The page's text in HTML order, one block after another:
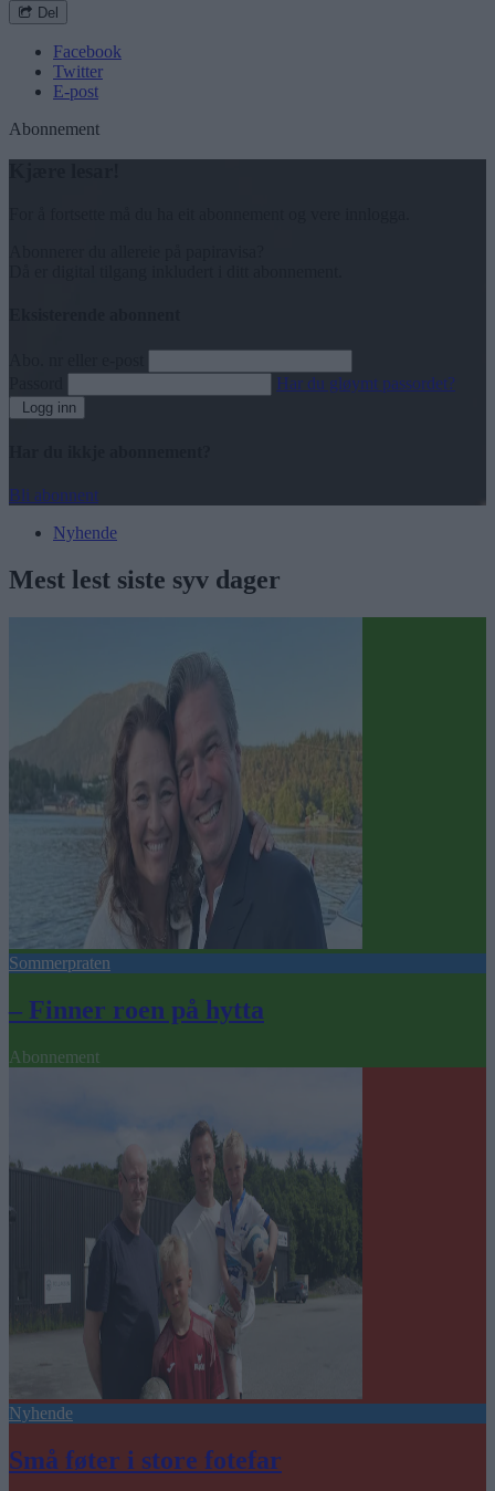
Del
Facebook
Twitter
E-post
Abonnement
Har du gløymt passordet?
Logg inn
Bli abonnent
Nyhende
Mest lest siste syv dager
Sommerpraten
– Finner roen på hytta
Abonnement
Nyhende
Små føter i store fotefar